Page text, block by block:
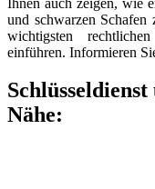
und schwarzen
wichtigsten
einführen. Informieren
Nähe: